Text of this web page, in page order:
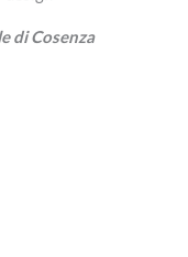
di Cosenza